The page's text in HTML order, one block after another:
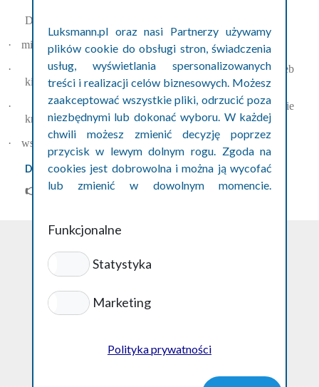
Luksmann.pl oraz nasi Partnerzy używamy
plików cookie do obsługi stron, świadczenia
usług, wyświetlania spersonalizowanych
treści i realizacji celów biznesowych. Możesz
zaakceptować wszystkie pliki, odrzucić poza
niezbędnymi lub dokonać wyboru. W każdej
chwili możesz zmienić decyzję poprzez
przycisk w lewym dolnym rogu. Zgoda na
cookies jest dobrowolna i można ją wycofać
lub zmienić w dowolnym momencie.
Funkcjonalne
Statystyka
Marketing
Polityka prywatności
Dodatkowe informacje
·
miejsce pracy: okolice Radeburga (01471, Niemcy),
·
elastyczne formy zatrudnienia dopasowane do potrzeb
kierowcy,
·
możliwość zdobycia doświadczenia w transporcie
krajowym i międzynarodowym,
·
wsparcie w organizacji pracy i wdrożeniu.
Dodatkowe informacje
👉
Aplikuj przez stronę internetową naszej firmy!
Polityka prywatności
ul. Podwale 1/62
+48 500 800 870